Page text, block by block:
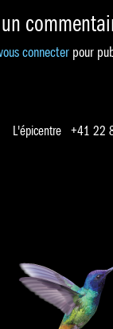
connecter pour
L'épicentre +41 22